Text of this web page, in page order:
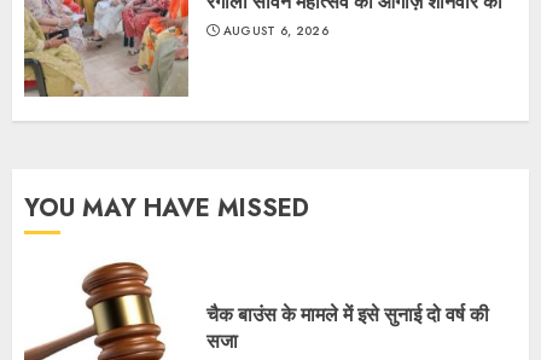
AUGUST 6, 2026
YOU MAY HAVE MISSED
चैक बाउंस के मामले में इसे सुनाई दो वर्ष की
सजा